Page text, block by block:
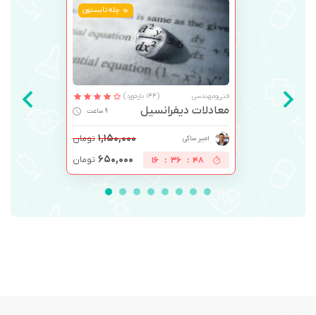
چله تابستون
فنی‌ومهندسی (144 بازخورد)
معادلات دیفرانسیل 9 ساعت
امیر ساکی ۱,۱۵۰,۰۰۰ تومان
48
:
36
:
16 ۶۵۰,۰۰۰ تومان